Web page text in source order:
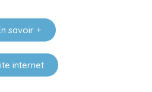
savoir +
internet